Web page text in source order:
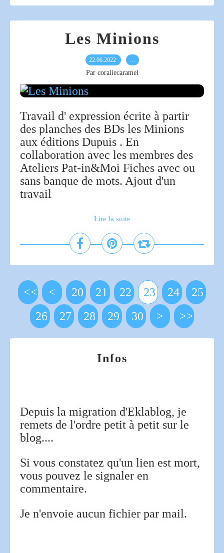
Les Minions
22.06.2022 …
Par coraliecaramel
Travail d' expression écrite à partir
des planches des BDs les Minions
aux éditions Dupuis . En
collaboration avec les membres des
Ateliers Pat-in&Moi Fiches avec ou
sans banque de mots. Ajout d'un
travail
Lire la suite
<< < 10
20 21 22 23 24
25
26
27 28 29 30 40
50
60
70
80
90
> >>
Infos
Depuis la migration d'Eklablog, je
remets de l'ordre petit à petit sur le
blog....
Si vous constatez qu'un lien est mort,
vous pouvez le signaler en
commentaire.
Je n'envoie aucun fichier par mail.